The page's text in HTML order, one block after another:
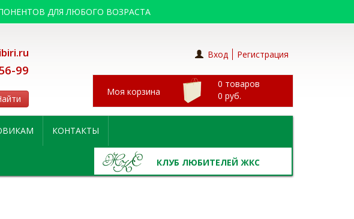
ДЛЯ ЛЮБОГО ВОЗРАСТА
99
Вход Регистрация
Моя корзина
0 товаров
0 руб.
КОНТАКТЫ
КЛУБ ЛЮБИТЕЛЕЙ ЖКС